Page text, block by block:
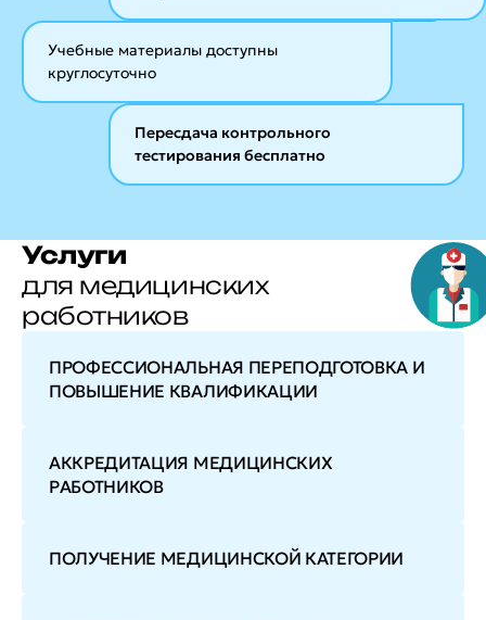
Учебные материалы доступны
круглосуточно
Пересдача контрольного
тестирования бесплатно
Услуги
для медицинских
работников
ПРОФЕССИОНАЛЬНАЯ ПЕРЕПОДГОТОВКА И
ПОВЫШЕНИЕ КВАЛИФИКАЦИИ
АККРЕДИТАЦИЯ МЕДИЦИНСКИХ
РАБОТНИКОВ
ПОЛУЧЕНИЕ МЕДИЦИНСКОЙ КАТЕГОРИИ